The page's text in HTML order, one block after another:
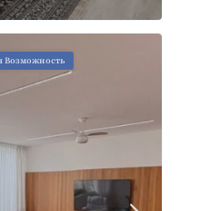
Возможность